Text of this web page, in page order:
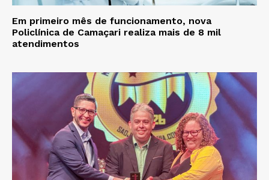
Em primeiro mês de funcionamento, nova
Policlínica de Camaçari realiza mais de 8 mil
atendimentos